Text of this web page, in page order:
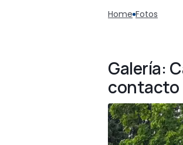
Home Fotos
Galería:
contacto